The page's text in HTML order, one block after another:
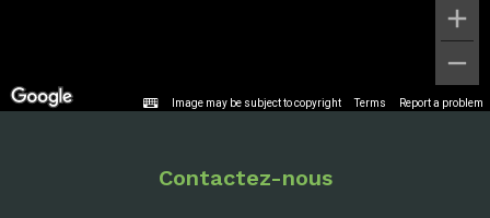
Image may be subject to copyright Terms Report a problem
Contactez-nous